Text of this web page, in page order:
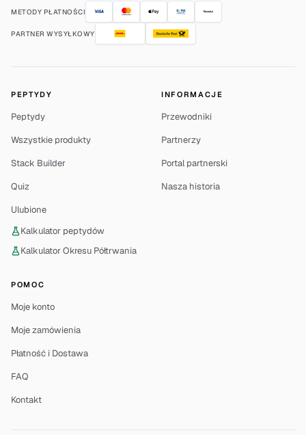
METODY PŁATNOŚCI
PARTNER WYSYŁKOWY
PEPTYDY
Peptydy
Wszystkie produkty
Stack Builder
Quiz
Ulubione
Kalkulator peptydów
Kalkulator Okresu Półtrwania
INFORMACJE
Przewodniki
Partnerzy
Portal partnerski
Nasza historia
POMOC
Moje konto
Moje zamówienia
Płatność i Dostawa
FAQ
Kontakt